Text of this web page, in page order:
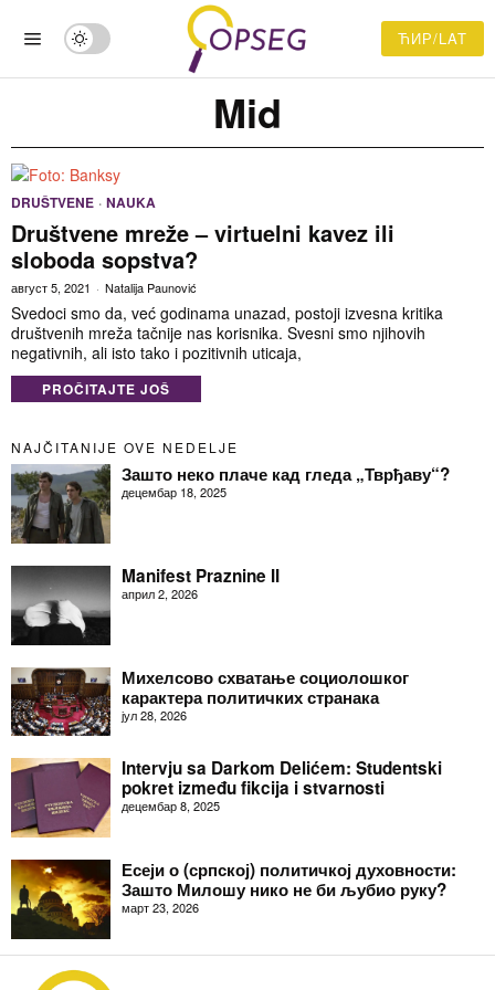
ЋИР/LAT
Mid
DRUŠTVENE · NAUKA
Društvene mreže – virtuelni kavez ili
sloboda sopstva?
август 5, 2021 Natalija Paunović
Svedoci smo da, već godinama unazad, postoji izvesna kritika
društvenih mreža tačnije nas korisnika. Svesni smo njihovih
negativnih, ali isto tako i pozitivnih uticaja,
PROČITAJTE JOŠ
NAJČITANIJE OVE NEDELJE
Зашто неко плаче кад гледа „Тврђаву“?
децембар 18, 2025
Manifest Praznine II
април 2, 2026
Михелсово схватање социолошког
карактера политичких странака
јул 28, 2026
Intervju sa Darkom Delićem: Studentski
pokret između fikcija i stvarnosti
децембар 8, 2025
Есеји о (српској) политичкој духовности:
Зашто Милошу нико не би љубио руку?
март 23, 2026